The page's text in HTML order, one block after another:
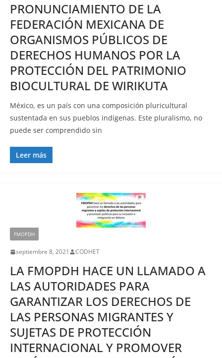
PRONUNCIAMIENTO DE LA
FEDERACIÓN MEXICANA DE
ORGANISMOS PÚBLICOS DE
DERECHOS HUMANOS POR LA
PROTECCIÓN DEL PATRIMONIO
BIOCULTURAL DE WIRIKUTA
México, es un país con una composición pluricultural
sustentada en sus pueblos indígenas. Este pluralismo, no
puede ser comprendido sin
Leer más
FMOPDH
septiembre 8, 2021 CODHET
LA FMOPDH HACE UN LLAMADO A
LAS AUTORIDADES PARA
GARANTIZAR LOS DERECHOS DE
LAS PERSONAS MIGRANTES Y
SUJETAS DE PROTECCIÓN
INTERNACIONAL Y PROMOVER